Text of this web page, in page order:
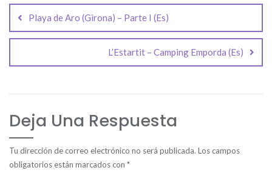
de
entradas
Playa de Aro (Girona) – Parte I (Es)
L’Estartit – Camping Emporda (Es)
Deja Una Respuesta
Tu dirección de correo electrónico no será publicada. Los campos
obligatorios están marcados con *